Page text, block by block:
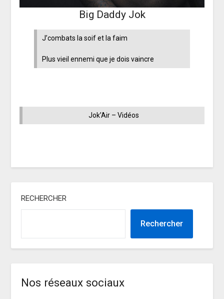
Big Daddy Jok
J’combats la soif et la faim
Plus vieil ennemi que je dois vaincre
Jok’Air – Vidéos
RECHERCHER
Rechercher
Nos réseaux sociaux